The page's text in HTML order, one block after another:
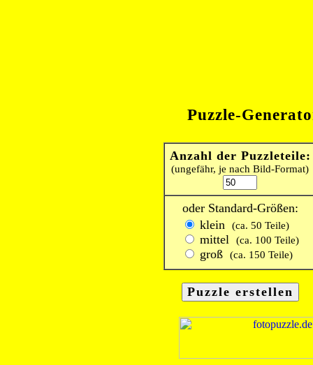
Puzzle-
Anzahl der Puzzleteile:
(ungefähr, je nach Bild-Format)
oder Standard-Größen:
klein
(ca. 50 Teile)
mittel (ca. 100 Teile)
groß (ca. 150 Teile)